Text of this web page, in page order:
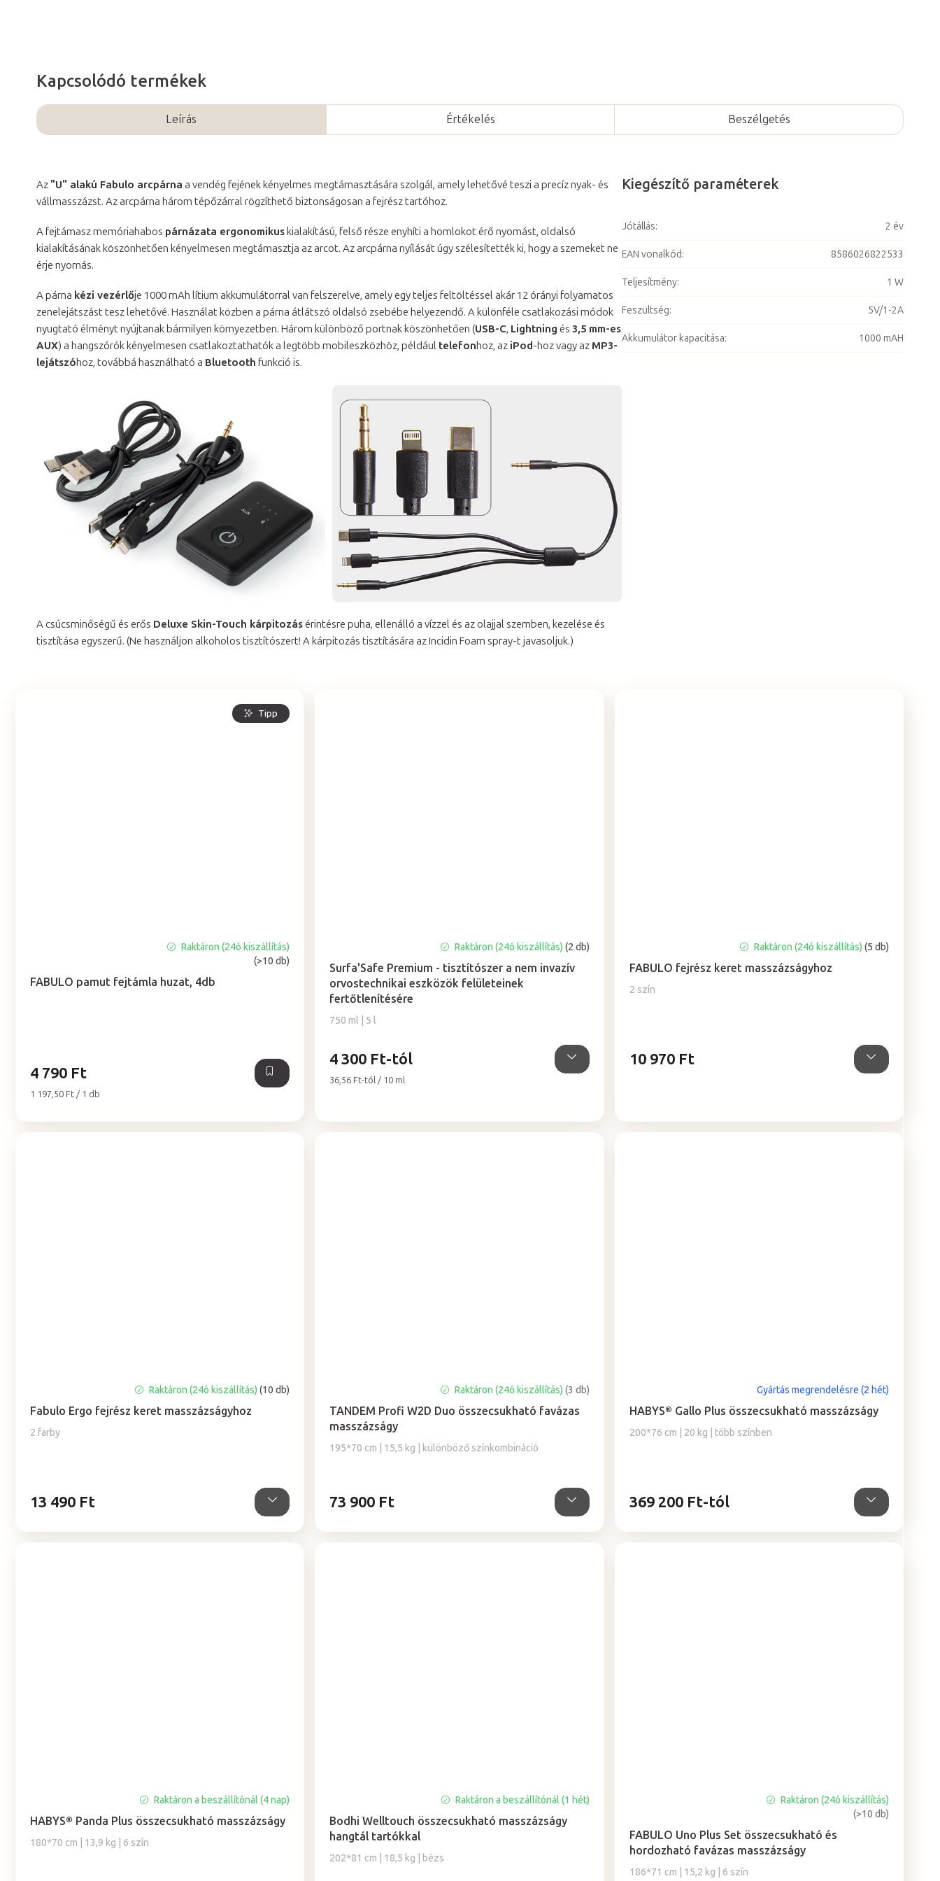
Kapcsolódó termékek
Tipp
FABULO pamut fejtámla huzat, 4db
átlagos
Raktáron (24ó kiszállítás)
(>10 db)
4 790 Ft
Egységár:
1 197,50 Ft / 1 db
Surfa'Safe Premium - tisztítószer a nem invazív
orvostechnikai eszközök felületeinek
fertőtlenítésére
750 ml | 5 l
termék
átlagos
értékelése
5-
ből
Raktáron (24ó kiszállítás) (2 db)
4 300 Ft-tól
Egységár:
36,56 Ft-tól / 10 ml
FABULO fejrész keret masszázságyhoz
2 szín
Raktáron (24ó kiszállítás) (5 db)
10 970 Ft
Fabulo Ergo fejrész keret masszázságyhoz
2 farby
termék
átlagos
értékelése
Raktáron (24ó kiszállítás)(10 db)
13 490 Ft
TANDEM Profi W2D Duo összecsukható favázas
masszázságy
195*70 cm | 15,5 kg | különböző színkombináció
átlagos
értékelése
5-
Raktáron (24ó kiszállítás) (3 db)
73 900 Ft
HABYS® Gallo Plus összecsukható masszázságy
200*76 cm | 20 kg | több színben
átlagos
értékelése
Gyártás megrendelésre (2 hét)
369 200 Ft-tól
HABYS® Panda Plus összecsukható masszázságy
180*70 cm | 13,9 kg | 6 szín
átlagos
értékelése
Raktáron a beszállítónál (4 nap)
Bodhi Welltouch összecsukható masszázságy
hangtál tartókkal
202*81 cm | 18,5 kg | bézs
Raktáron a beszállítónál (1 hét)
FABULO Uno Plus Set összecsukható és
hordozható favázas masszázságy
186*71 cm | 15,2 kg | 6 szín
átlagos
értékelése
ből
Raktáron (24ó kiszállítás)
(>10 db)
Leírás Értékelés Beszélgetés
Az "U" alakú Fabulo arcpárna a vendég fejének kényelmes megtámasztására szolgál, amely lehetővé teszi a precíz nyak- és
vállmasszázst. Az arcpárna három tépőzárral rögzíthető biztonságosan a fejrész tartóhoz.
A fejtámasz memóriahabos párnázata ergonomikus kialakítású, felső része enyhíti a homlokot érő nyomást, oldalsó
kialakításának köszönhetően kényelmesen megtámasztja az arcot. Az arcpárna nyílását úgy szélesítették ki, hogy a szemeket ne
érje nyomás.
A párna kézi vezérlője 1000 mAh lítium akkumulátorral van felszerelve, amely egy teljes feltöltéssel akár 12 órányi folyamatos
zenelejátszást tesz lehetővé. Használat közben a párna átlátszó oldalsó zsebébe helyezendő. A különféle csatlakozási módok
nyugtató élményt nyújtanak bármilyen környezetben. Három különböző portnak köszönhetően (USB-C, Lightning és 3,5 mm-es
AUX) a hangszórók kényelmesen csatlakoztathatók a legtöbb mobileszközhöz, például telefonhoz, az iPod-hoz vagy az MP3-
lejátszóhoz, továbbá használható a Bluetooth funkció is.
A csúcsminőségű és erős Deluxe Skin-Touch kárpitozásérintésre puha, ellenálló a vízzel és az olajjal szemben, kezelése és
tisztítása egyszerű. (Ne használjon alkoholos tisztítószert! A kárpitozás tisztítására az Incidin Foam spray-t javasoljuk.)
Kiegészítő paraméterek
Jótállás: 2 év
EAN vonalkód: 8586026822533
Teljesítmény: 1 W
Feszültség: 5V/1-2A
Akkumulátor kapacitása: 1000 mAH